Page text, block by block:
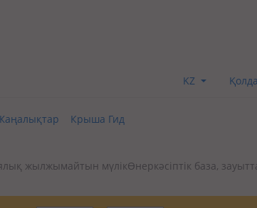
KZ
Крыша Гид
жылжымайтын мүлікӨнеркәсіптік база,